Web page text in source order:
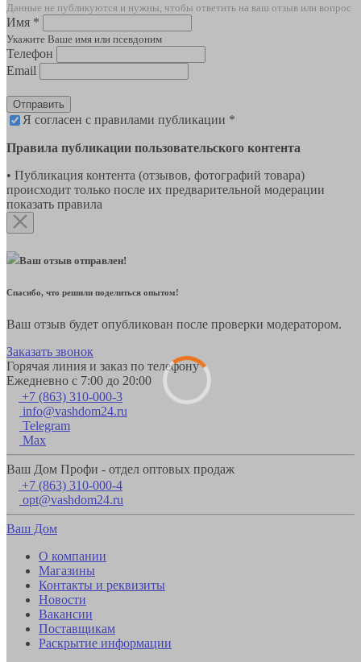
Данные не публикуются и нужны, чтобы ответить на ваш отзыв или вопрос
Имя *
Укажите Ваше имя или псевдоним
Телефон
Email
Отправить
Я согласен с правилами публикации *
Правила публикации пользовательского контента
• Публикация контента (отзывов, фотографий товара)
происходит только после их предварительной модерации
показать правила
Ваш отзыв отправлен!
Спасибо, что решили поделиться опытом!
Ваш отзыв будет опубликован после проверки модератором.
Заказать звонок
Горячая линия и заказ по телефону
Ежедневно с 7:00 до 20:00
+7 (863) 310-000-3
info@vashdom24.ru
Telegram
Max
Ваш Дом Профи - отдел оптовых продаж
+7 (863) 310-000-4
opt@vashdom24.ru
Ваш Дом
О компании
Магазины
Контакты и реквизиты
Новости
Вакансии
Поставщикам
Раскрытие информации